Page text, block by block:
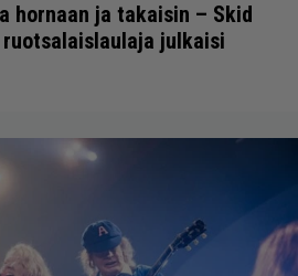
hornaan ja takaisin – Skid
ruotsalaislaulaja julkaisi